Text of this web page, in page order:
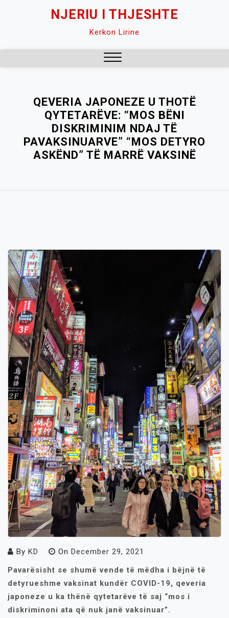
NJERIU I THJESHTE
Kerkon Lirine
QEVERIA JAPONEZE U THOTË
QYTETARËVE: “MOS BËNI
DISKRIMINIM NDAJ TË
PAVAKSINUARVE” “MOS DETYRO
ASKËND” TË MARRË VAKSINË
By KD On December 29, 2021
Pavarësisht se shumë vende të mëdha i bëjnë të
detyrueshme vaksinat kundër COVID-19, qeveria
japoneze u ka thënë qytetarëve të saj “mos i
diskriminoni ata që nuk janë vaksinuar”.